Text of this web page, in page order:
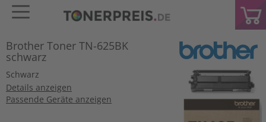
Brother Toner TN-625BK
schwarz
Schwarz
Details anzeigen
Passende Geräte anzeigen